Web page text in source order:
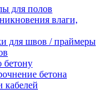
для полов
влаги,
для швов / праймеры
бетону
бетона
кабелей